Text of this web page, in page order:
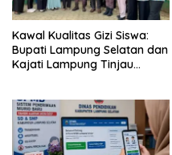
Kawal Kualitas Gizi Siswa:
Bupati Lampung Selatan dan
Kajati Lampung Tinjau